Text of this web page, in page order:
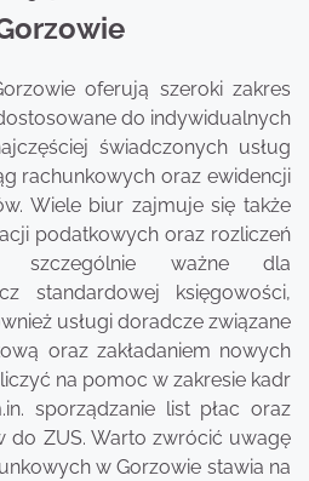
oferują szeroki zakres
do indywidualnych
świadczonych usług
rachunkowych oraz ewidencji
Wiele biur zajmuje się także
podatkowych oraz rozliczeń
ważne dla
standardowej księgowości,
usługi doradcze związane
oraz zakładaniem nowych
na pomoc w zakresie kadr
sporządzanie list płac oraz
do ZUS. Warto zwrócić uwagę
w Gorzowie stawia na